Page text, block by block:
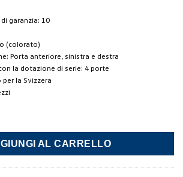
garanzia: 10
(colorato)
Porta anteriore, sinistra e destra
la dotazione di serie: 4 porte
la Svizzera
quantità
AL CARRELLO